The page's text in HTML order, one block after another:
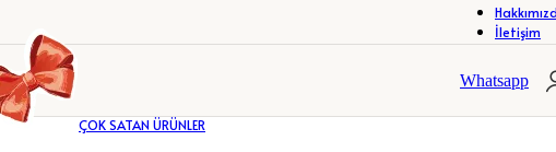
ÇERÇEVELER
FOTOĞRAF ALBÜMLERİ
İletişim
ÇOK SATAN ÜRÜNLER
Whatsapp